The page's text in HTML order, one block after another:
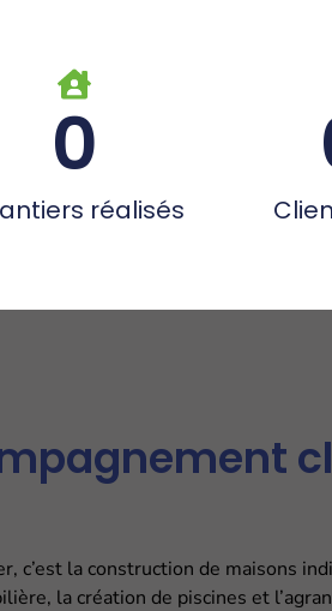
réalisés
0
c’est la construction de maisons
la création de piscines et